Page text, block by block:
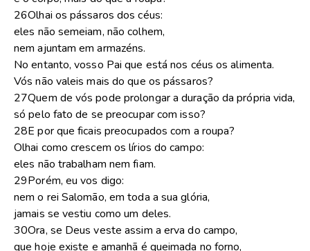
26Olhai os pássaros dos céus:
eles não semeiam, não colhem,
nem ajuntam em armazéns.
No entanto, vosso Pai que está nos céus os alimenta.
Vós não valeis mais do que os pássaros?
27Quem de vós pode prolongar a duração da própria vida,
só pelo fato de se preocupar com isso?
28E por que ficais preocupados com a roupa?
Olhai como crescem os lírios do campo:
eles não trabalham nem fiam.
29Porém, eu vos digo:
nem o rei Salomão, em toda a sua glória,
jamais se vestiu como um deles.
30Ora, se Deus veste assim a erva do campo,
que hoje existe e amanhã é queimada no forno,